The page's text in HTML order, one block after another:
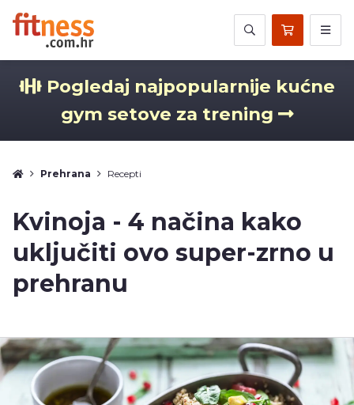
Pogledaj najpopularnije kućne
gym setove za trening
Prehrana Recepti
Kvinoja - 4 načina kako
uključiti ovo super-zrno u
prehranu